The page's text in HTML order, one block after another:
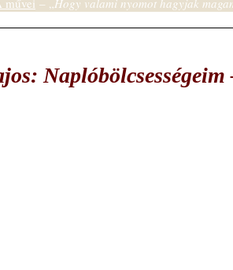
Naplóbölcsességeim
művei – „Hogy valami nyomot hagyjak